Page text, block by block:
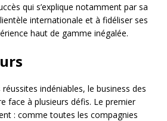
qui s’explique notamment par sa
internationale et à fidéliser ses
haut de gamme inégalée.
indéniables, le business des
face à plusieurs défis. Le premier
: comme toutes les compagnies